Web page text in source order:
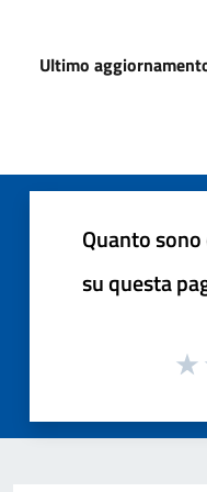
Ultimo
Quanto
su questa